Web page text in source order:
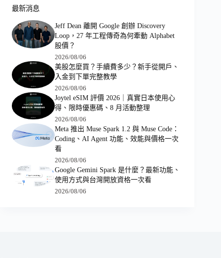
最新消息
Jeff Dean 離開 Google 創辦 Discovery
Loop，27 年工程傳奇為何牽動 Alphabet
股價？
2026/08/06
美股怎麼買？手續費多少？新手從開戶、
入金到下單完整教學
2026/08/06
Joytel eSIM 評價 2026｜真實日本使用心
得、限時優惠碼、8 月活動整理
2026/08/06
Meta 推出 Muse Spark 1.2 與 Muse Code：
Coding、AI Agent 功能、效能與價格一次
看
2026/08/06
Google Gemini Spark 是什麼？最新功能、
使用方式與台灣開放資格一次看
2026/08/06